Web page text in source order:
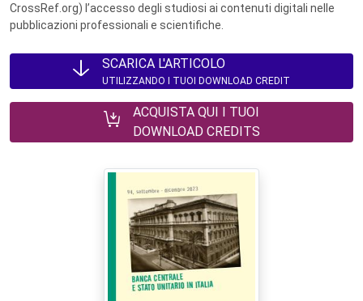
CrossRef.org) l’accesso degli studiosi ai contenuti digitali nelle
pubblicazioni professionali e scientifiche.
SCARICA L'ARTICOLO
UTILIZZANDO I TUOI DOWNLOAD CREDIT
ACQUISTA QUI I TUOI
DOWNLOAD CREDITS